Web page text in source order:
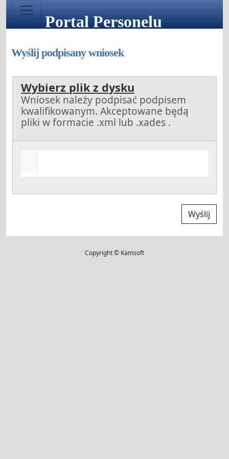
Portal Personelu
Wyślij podpisany wniosek
Wybierz plik z dysku
Wniosek należy podpisać podpisem
kwalifikowanym. Akceptowane będą
pliki w formacie .xml lub .xades .
Copyright © Kamsoft